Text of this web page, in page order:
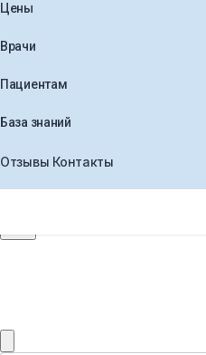
Цены
Врачи
Пациентам
База знаний
Отзывы Контакты